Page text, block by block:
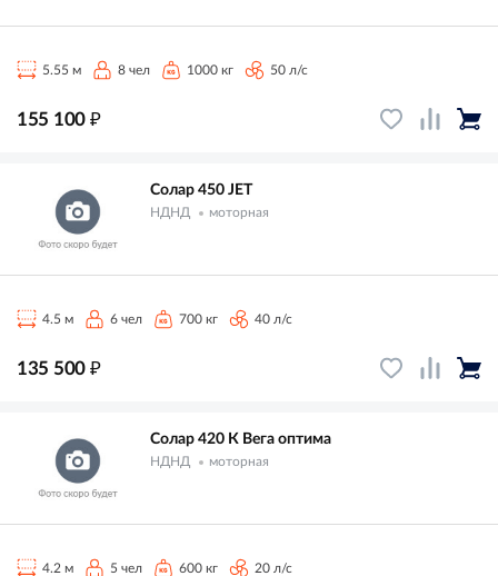
5.55 м 8 чел 1000 кг 50 л/с
155 100 ₽
Солар 450 JET
НДНД моторная
4.5 м 6 чел 700 кг 40 л/с
135 500 ₽
Солар 420 К Вега оптима
НДНД моторная
4.2 м 5 чел 600 кг 20 л/с